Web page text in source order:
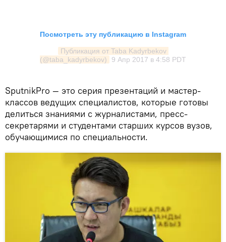
Посмотреть эту публикацию в Instagram
Публикация от Taba Kadyrbekov
(@taba_kadyrbekov)
9 Апр 2017 в 4:58 PDT
SputnikPro — это серия презентаций и мастер-
классов ведущих специалистов, которые готовы
делиться знаниями с журналистами, пресс-
секретарями и студентами старших курсов вузов,
обучающимися по специальности.